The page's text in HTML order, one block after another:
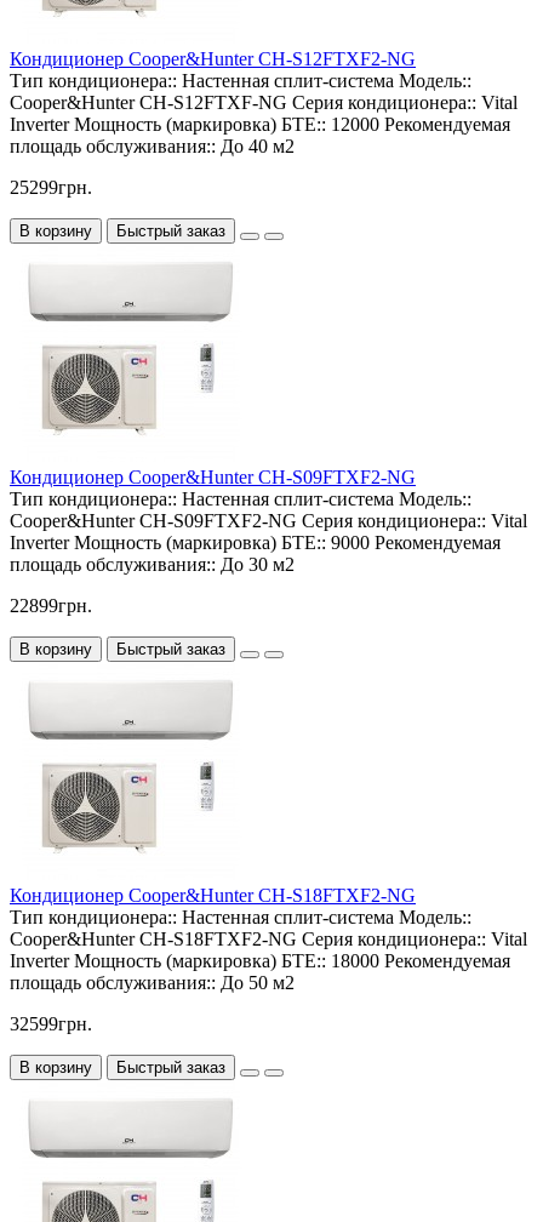
Кондиционер Cooper&Hunter CH-S12FTXF2-NG
Тип кондиционера:: Настенная сплит-система Модель::
Cooper&Hunter CH-S12FTXF-NG Серия кондиционера:: Vital
Inverter Мощность (маркировка) БТЕ:: 12000 Рекомендуемая
площадь обслуживания:: До 40 м2
25299грн.
В корзину Быстрый заказ
Кондиционер Cooper&Hunter CH-S09FTXF2-NG
Тип кондиционера:: Настенная сплит-система Модель::
Cooper&Hunter CH-S09FTXF2-NG Серия кондиционера:: Vital
Inverter Мощность (маркировка) БТЕ:: 9000 Рекомендуемая
площадь обслуживания:: До 30 м2
22899грн.
В корзину Быстрый заказ
Кондиционер Cooper&Hunter CH-S18FTXF2-NG
Тип кондиционера:: Настенная сплит-система Модель::
Cooper&Hunter CH-S18FTXF2-NG Серия кондиционера:: Vital
Inverter Мощность (маркировка) БТЕ:: 18000 Рекомендуемая
площадь обслуживания:: До 50 м2
32599грн.
В корзину Быстрый заказ